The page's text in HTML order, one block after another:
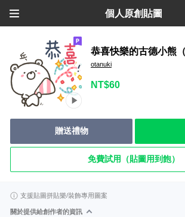
個人原創貼圖
恭喜快樂的古德小熊（
otanuki
NT$60
贈送禮物
免費試用（貼圖用到飽）
支援貼圖拼貼樂/裝飾專用圖案
關於提供給創作者的資訊